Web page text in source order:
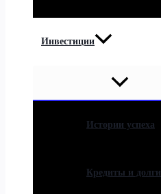
Инвестиции
Истории успеха
Кредиты и долги